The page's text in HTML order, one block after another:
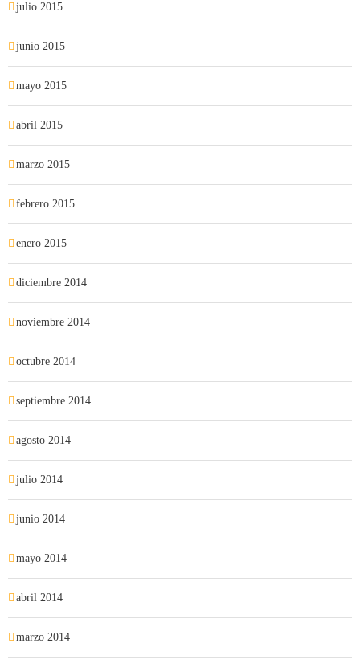
julio 2015
junio 2015
mayo 2015
abril 2015
marzo 2015
febrero 2015
enero 2015
diciembre 2014
noviembre 2014
octubre 2014
septiembre 2014
agosto 2014
julio 2014
junio 2014
mayo 2014
abril 2014
marzo 2014